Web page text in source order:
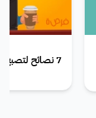
7 نصائح لتصبح كاتب محتوى ناجح